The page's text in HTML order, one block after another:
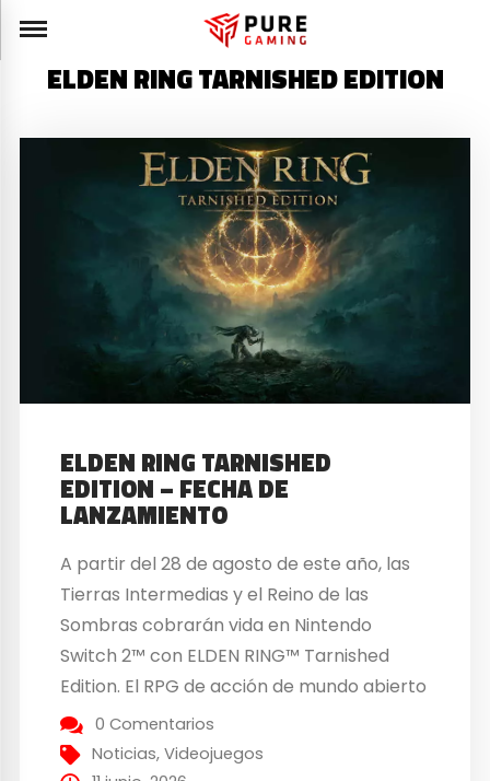
ELDEN RING TARNISHED EDITION
ELDEN RING TARNISHED
EDITION – FECHA DE
LANZAMIENTO
A partir del 28 de agosto de este año, las
Tierras Intermedias y el Reino de las
Sombras cobrarán vida en Nintendo
Switch 2™ con ELDEN RING™ Tarnished
Edition. El RPG de acción de mundo abierto
de FromSoftware Inc. y Bandai Namco
Entertainment Inc. sumerge a los
0 Comentarios
Noticias,Videojuegos